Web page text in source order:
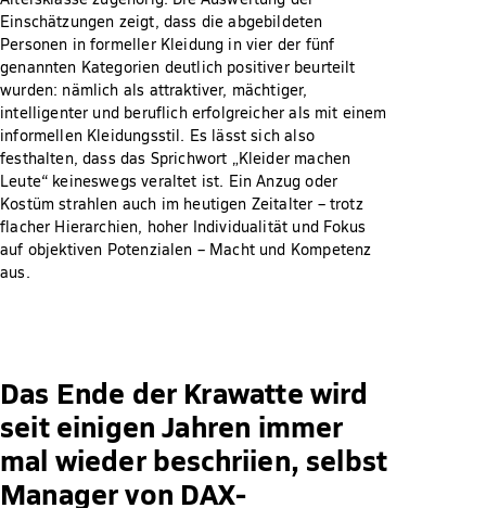
Einschätzungen zeigt, dass die abgebildeten
Personen in formeller Kleidung in vier der fünf
genannten Kategorien deutlich positiver beurteilt
wurden: nämlich als attraktiver, mächtiger,
intelligenter und beruflich erfolgreicher als mit einem
informellen Kleidungsstil. Es lässt sich also
festhalten, dass das Sprichwort „Kleider machen
Leute“ keineswegs veraltet ist. Ein Anzug oder
Kostüm strahlen auch im heutigen Zeitalter – trotz
flacher Hierarchien, hoher Individualität und Fokus
auf objektiven Potenzialen – Macht und Kompetenz
aus.
Das Ende der Krawatte wird
seit einigen Jahren immer
mal wieder beschriien, selbst
Manager von DAX-